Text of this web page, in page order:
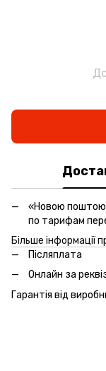
«Новою
по тарифам
Більше інформації
Післяплата
Онлайн за
Гарантія від